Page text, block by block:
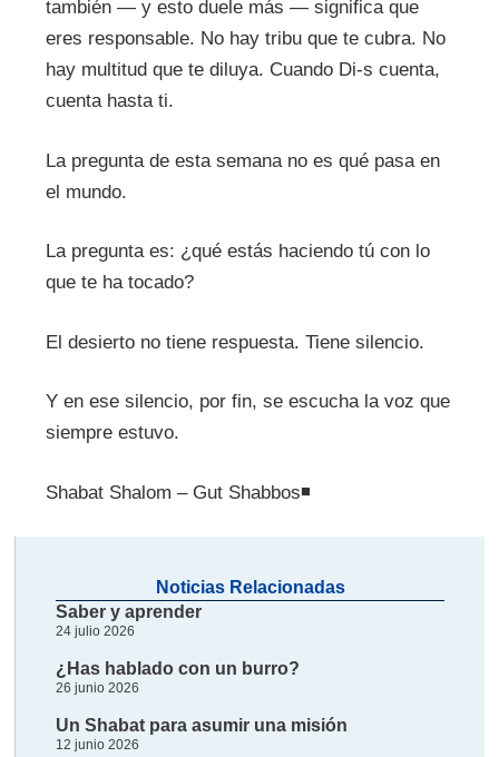
también — y esto duele más — significa que
eres responsable. No hay tribu que te cubra. No
hay multitud que te diluya. Cuando Di-s cuenta,
cuenta hasta ti.
La pregunta de esta semana no es qué pasa en
el mundo.
La pregunta es: ¿qué estás haciendo tú con lo
que te ha tocado?
El desierto no tiene respuesta. Tiene silencio.
Y en ese silencio, por fin, se escucha la voz que
siempre estuvo.
Shabat Shalom – Gut Shabbos◾
Noticias Relacionadas
Saber y aprender
24 julio 2026
¿Has hablado con un burro?
26 junio 2026
Un Shabat para asumir una misión
12 junio 2026